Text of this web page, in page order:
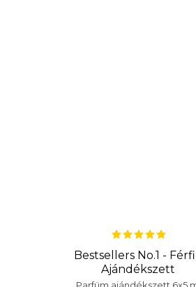
Bestsellers No.1 -
Ajándékszett